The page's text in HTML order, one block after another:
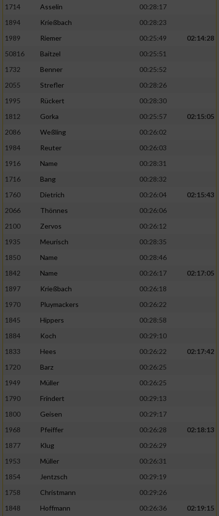
1714
Asselin
00:28:17
1894
Krießbach
00:28:23
1989
Riemer 00:25:49
02:14:28
50816
Baitzel
00:25:51
1732
Benner
00:25:52
2055
Strefler
00:28:26
1995
Rückert
00:28:30
1812
Gorka 00:25:57
02:15:05
2086
Weßling
00:26:02
1984
Reuter
00:26:03
1916
Name
00:28:31
1716
Bang
00:28:32
1760
Dietrich 00:26:04
02:15:43
2066
Thönnes
00:26:06
2100
Zervos
00:26:12
1935
Meurisch
00:28:35
1850
Name
00:28:46
1842
Name 00:26:17
02:17:05
1897
Krießbach
00:26:18
1970
Pluymackers
00:26:22
1845
Hippers
00:28:58
1884
Koch
00:29:10
1833
Hees 00:26:22
02:17:42
1720
Barz
00:26:25
1949
Müller
00:26:25
1790
Frindert
00:29:13
1800
Geisen
00:29:17
1968
Pfeiffer 00:26:28
02:18:13
1877
Klug
00:26:29
1953
Müller
00:26:31
1854
Jentzsch
00:29:19
1758
Christmann
00:29:26
1848
Hoffmann 00:26:36
02:19:15